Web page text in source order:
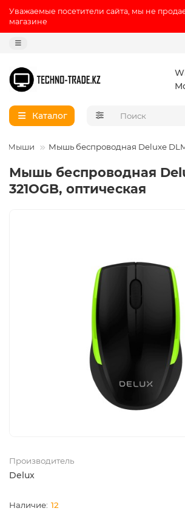
Уважаемые посетители сайта, мы не
магазине
Каталог
Мыши Мышь беспроводная Deluxe
Мышь беспроводная
321OGB, оптическая
Производитель
Delux
12